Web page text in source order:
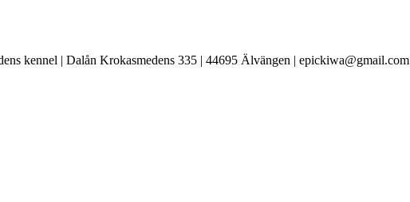
kennel | Dalån Krokasmedens 335 | 44695 Älvängen | epickiwa@gmail.com